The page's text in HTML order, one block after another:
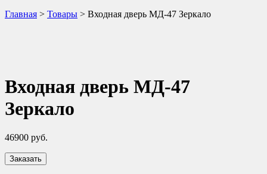
Главная > Товары > Входная дверь МД-47 Зеркало
Входная дверь МД-47
Зеркало
46900 руб.
Заказать